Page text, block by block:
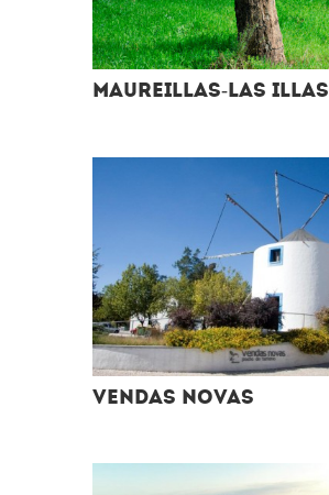
MAUREILLAS-LAS ILLAS
VENDAS NOVAS